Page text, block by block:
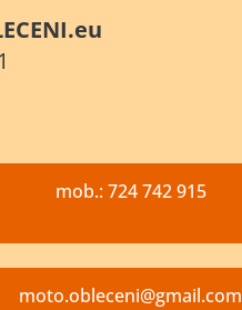
mob.: 724 742 915
moto.obleceni@gmail.com